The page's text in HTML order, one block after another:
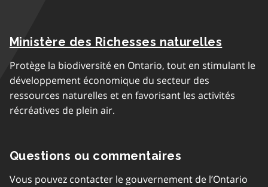
Ministère des Richesses naturelles
Protège la biodiversité en Ontario, tout en stimulant le
développement économique du secteur des
ressources naturelles et en favorisant les activités
récréatives de plein air.
Questions ou commentaires
Vous pouvez contacter le gouvernement de l’Ontario